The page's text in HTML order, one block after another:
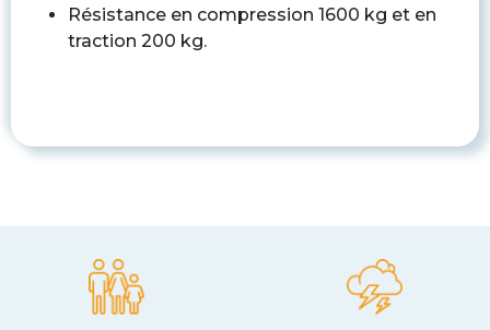
Résistance en compression 1600 kg et en
traction 200 kg.